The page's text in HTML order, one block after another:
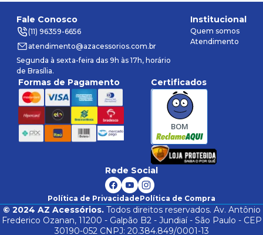
Fale Conosco
(11) 96359-6656
atendimento@azacessorios.com.br
Segunda à sexta-feira das 9h às 17h, horário
de Brasília.
Institucional
Quem somos
Atendimento
Formas de Pagamento Certificados
BOM
Rede Social
Política de PrivacidadePolítica de Compra
© 2024 AZ Acessórios.Todos direitos reservados. Av. Antônio
Frederico Ozanan, 11200 - Galpão B2 - Jundiaí - São Paulo - CEP
30190-052 CNPJ: 20.384.849/0001-13